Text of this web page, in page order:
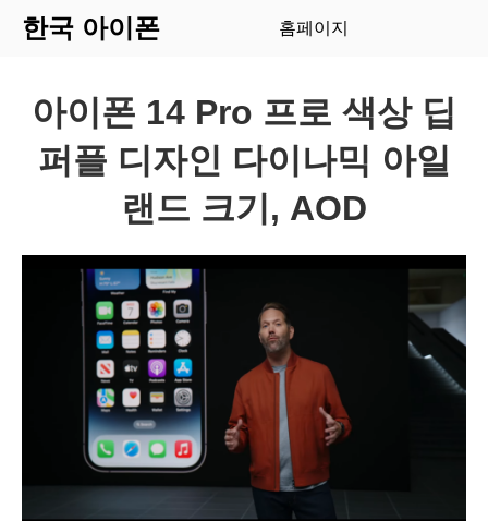
한국 아이폰 홈페이지
아이폰 14 Pro 프로 색상 딥
퍼플 디자인 다이나믹 아일
랜드 크기, AOD